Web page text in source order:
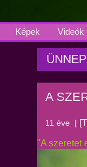
Képek Videók
A
11 éve |
''A szeretet